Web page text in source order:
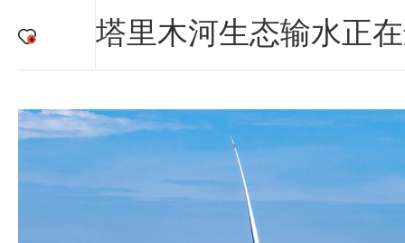
塔里木河生态输水正